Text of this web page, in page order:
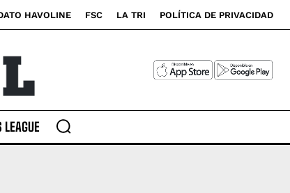
HAVOLINE FSC LA TRI POLÍTICA DE PRIVACIDAD